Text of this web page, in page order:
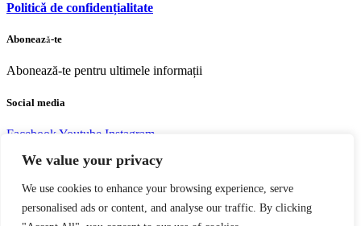
We value your privacy
We use cookies to enhance your browsing experience, serve
personalised ads or content, and analyse our traffic. By clicking
Politică de confidențialitate
Abonează-te
Abonează-te pentru ultimele informații
Social media
FacebookYoutube Instagram
Copyright © 2004 – 2023 Editura acreditată CNCS | CNATDCU